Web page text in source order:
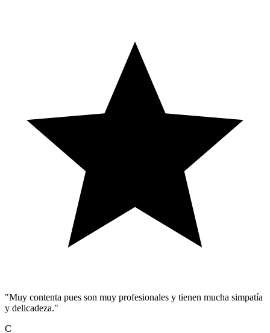
"Muy contenta pues son muy profesionales y tienen mucha simpatía
y delicadeza."
C